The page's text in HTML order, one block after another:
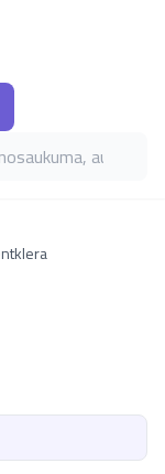
nosaukuma, autora,